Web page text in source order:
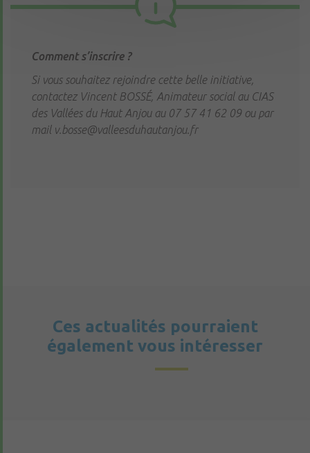
Comment s’inscrire ?
Si vous souhaitez rejoindre cette belle initiative,
contactez Vincent BOSSÉ, Animateur social au CIAS
des Vallées du Haut Anjou au 07 57 41 62 09 ou par
mail v.bosse@valleesduhautanjou.fr
Ces actualités pourraient
également vous intéresser